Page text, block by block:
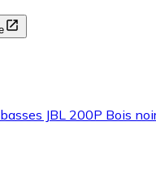
JBL 200P Bois